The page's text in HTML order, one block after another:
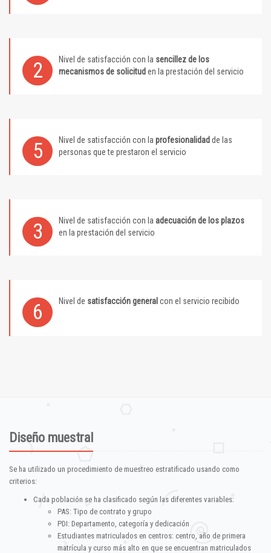
2 Nivel de satisfacción con la sencillez de los
mecanismos de solicitud en la prestación del servicio
5 Nivel de satisfacción con la profesionalidad de las
personas que te prestaron el servicio
3 Nivel de satisfacción con la adecuación de los plazos
en la prestación del servicio
6 Nivel de satisfacción general con el servicio recibido
Diseño muestral
Se ha utilizado un procedimiento de muestreo estratificado usando como
criterios:
Cada población se ha clasificado según las diferentes variables:
PAS: Tipo de contrato y grupo
PDI: Departamento, categoría y dedicación
Estudiantes matriculados en centros: centro, año de primera
matrícula y curso más alto en que se encuentran matriculados